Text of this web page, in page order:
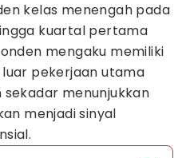
kelas menengah pada
kuartal pertama
mengaku memiliki
pekerjaan utama
sekadar menunjukkan
menjadi sinyal